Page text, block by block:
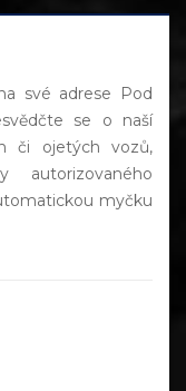
své adrese Pod
se o naší
či ojetých vozů,
autorizovaného
myčku